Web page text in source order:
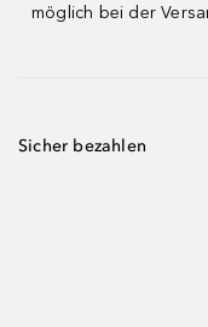
möglich bei der
Sicher bezahlen